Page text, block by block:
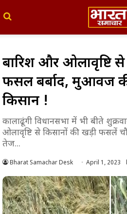
बारिश और ओलावृष्टि से
फसलें बर्बाद, मुआवजें
किसान !
कालाढूंगी विधानसभा में भी बीते
ओलावृष्टि से किसानों की खड़ी फसलें
तेज...
Bharat Samachar Desk April 1, 2023